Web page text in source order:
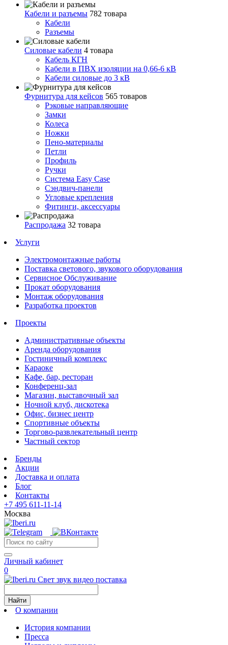
Кабели и разъемы 782 товара
Кабели
Разъемы
Силовые кабели 4 товара
Кабель КГН
Кабели в ПВХ изоляции на 0,66-6 кВ
Кабели силовые до 3 кВ
Фурнитура для кейсов 565 товаров
Рэковые направляющие
Замки
Колеса
Ножки
Пено-материалы
Петли
Профиль
Ручки
Система Easy Case
Сэндвич-панели
Угловые крепления
Фитинги, аксессуары
Распродажа 32 товара
Услуги
Электромонтажные работы
Поставка светового, звукового оборудования
Сервисное Обслуживание
Прокат оборудования
Монтаж оборудования
Разработка проектов
Проекты
Административные объекты
Аренда оборудования
Гостиничный комплекс
Караоке
Кафе, бар, ресторан
Конференц-зал
Магазин, выставочный зал
Ночной клуб, дискотека
Офис, бизнес центр
Спортивные объекты
Торгово-развлекательный центр
Частный сектор
Бренды
Акции
Доставка и оплата
Блог
Контакты
+7 495 611-11-14
Москва
Личный кабинет
0
Свет звук видео поставка
Найти
О компании
История компании
Пресса